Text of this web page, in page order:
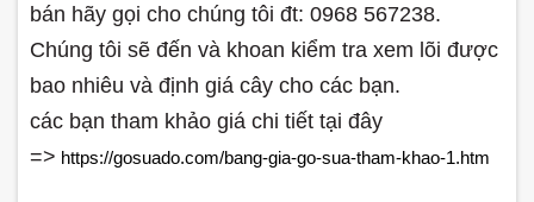
bán hãy gọi cho chúng tôi đt: 0968 567238.
Chúng tôi sẽ đến và khoan kiểm tra xem lõi được
bao nhiêu và định giá cây cho các bạn.
các bạn tham khảo giá chi tiết tại đây
=> https://gosuado.com/bang-gia-go-sua-tham-khao-1.htm